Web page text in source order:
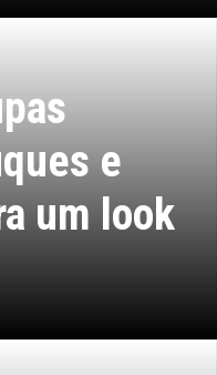
e
um look